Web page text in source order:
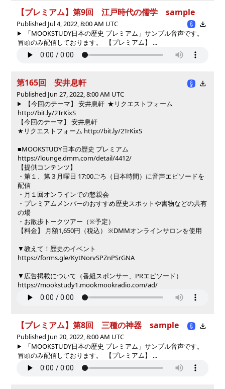
【プレミアム】第9回 江戸時代の儒学 sample
Published Jul 4, 2022, 8:00 AM UTC
「MOOKSTUDY日本の歴史 プレミアム」サンプル音声です。
冒頭のみ配信しております。 【プレミアム】 ...
第165回 安井息軒
Published Jun 27, 2022, 8:00 AM UTC
【今回のテーマ】 安井息軒 ★リクエストフォーム
http://bit.ly/2TrKixS
【今回のテーマ】 安井息軒
★リクエストフォーム http://bit.ly/2TrKixS
■MOOKSTUDY日本の歴史 プレミアム
https://lounge.dmm.com/detail/4412/
【提供コンテンツ】
・第１、第３月曜日 17:00ごろ（日本時間）に音声エピソードを
配信
・月１回オンラインでの懇親会
・プレミアムメンバーのおすすめ歴史スポットや書物などの共有
の場
・お散歩トークツアー（※予定）
【料金】 月額1,650円（税込） ※DMMオンラインサロンを使用
▼教えて！歴史のイベント
https://forms.gle/KytNorvSPZnPSrGNA
▼広告掲載について（番組スポンサー、PRエピソード）
https://mookstudy1.mookmookradio.com/ad/
【プレミアム】第8回 三種の神器 sample
Published Jun 20, 2022, 8:00 AM UTC
「MOOKSTUDY日本の歴史 プレミアム」サンプル音声です。
冒頭のみ配信しております。 【プレミアム】 ...